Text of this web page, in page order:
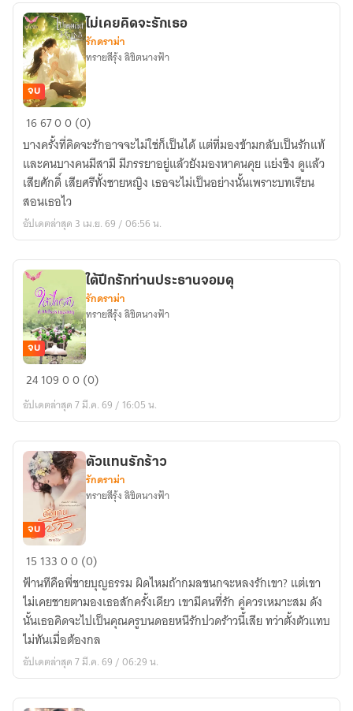
กี่
ครั้ง
ไม่
คิด
จะ
รัก
เธอ
จบ
ไม่เคยคิดจะรักเธอ
รักดราม่า
ทรายสีรุ้ง ลิขิตนางฟ้า
166700 (0)
บางครั้งที่คิดจะรักอาจจะไม่ใช่ก็เป็นได้ แต่ที่มองข้ามกลับเป็นรักแท้
และคนบางคนมีสามี มีภรรยาอยู่แล้วยังมองหาคนคุย แย่งชิง ดูแล้ว
เสียศักดิ์ เสียศรีทั้งชายหญิง เธอจะไม่เป็นอย่างนั้นเพราะบทเรียน
สอนเธอไว
อัปเดตล่าสุด 3 เม.ย. 69 / 06:56 น.
ใต้
รัก
ประธาน
จอม
จบ
ใต้ปีกรักท่านประธานจอมดุ
รักดราม่า
ทรายสีรุ้ง ลิขิตนางฟ้า
2410900 (0)
อัปเดตล่าสุด 7 มี.ค. 69 / 16:05 น.
ตัวแทน
รัก
ร้าว
จบ
ตัวแทนรักร้าว
รักดราม่า
ทรายสีรุ้ง ลิขิตนางฟ้า
15 13300 (0)
ฟ้านทีคือพี่ชายบุญธรรม ผิดไหมถ้ากมลชนกจะหลงรักเขา? แต่เขา
ไม่เคยชายตามองเธอสักครั้งเดียว เขามีคนที่รัก คู่ควรเหมาะสม ดัง
นั้นเธอคิดจะไปเป็นคุณครูบนดอยหนีรักปวดร้าวนี้เสีย ทว่าตั้งตัวแทบ
ไม่ทันเมื่อต้องกล
อัปเดตล่าสุด 7 มี.ค. 69 / 06:29 น.